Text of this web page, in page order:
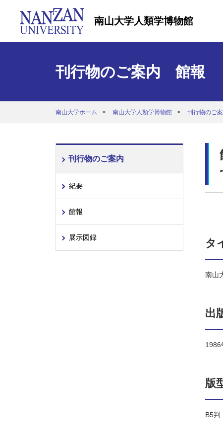
南山大学人類学博物館
刊行物のご案内 館報
南山大学ホーム 南山大学人類学博物館 刊行物のご
タ
南山
出
1986
版
B5判
刊行物のご案内
紀要
館報
展示図録